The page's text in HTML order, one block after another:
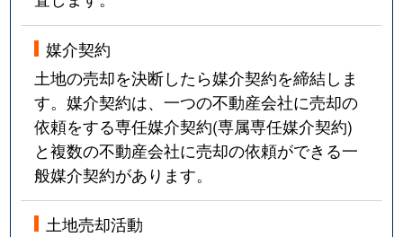
媒介契約
土地の売却を決断したら媒介契約を締結しま
す。媒介契約は、一つの不動産会社に売却の
依頼をする専任媒介契約(専属専任媒介契約)
と複数の不動産会社に売却の依頼ができる一
般媒介契約があります。
土地売却活動